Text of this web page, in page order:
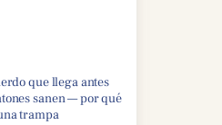
que llega antes
sanen — por qué
trampa